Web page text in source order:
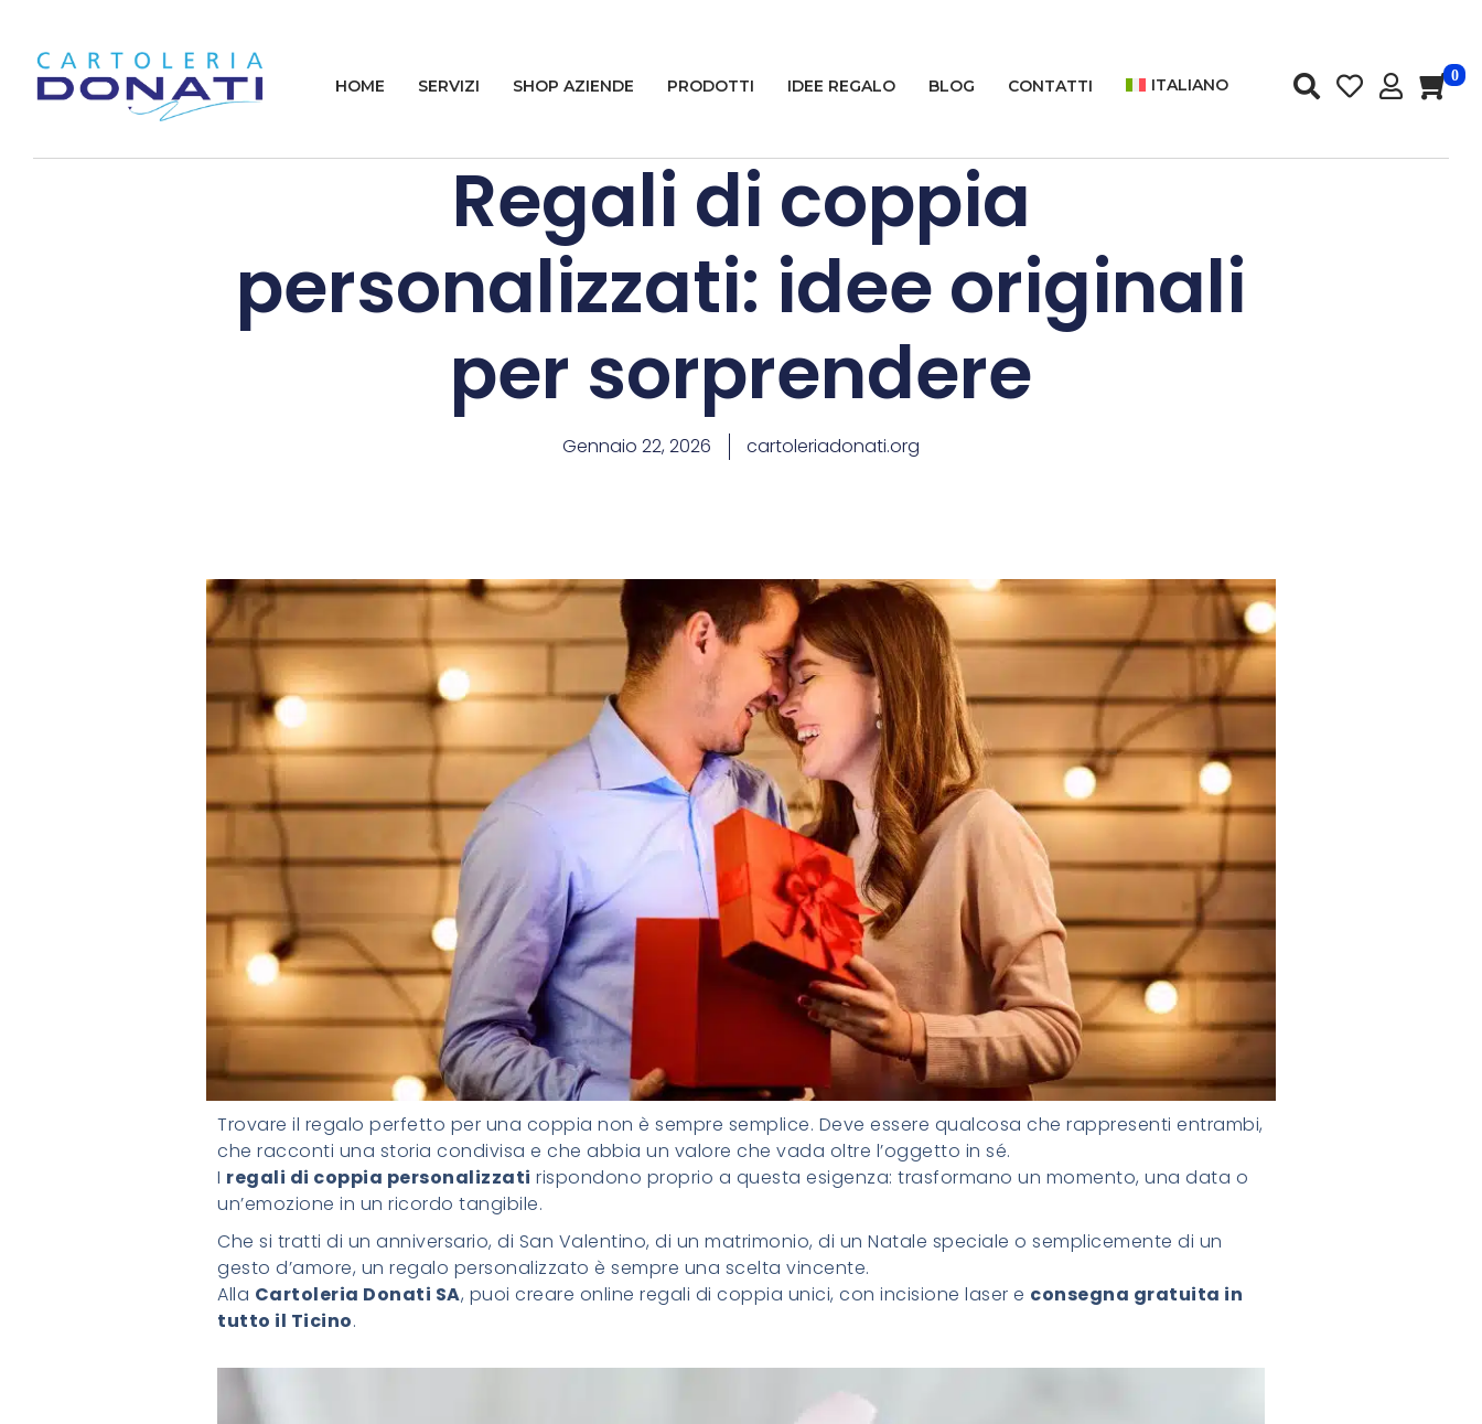
HOME SERVIZI SHOP AZIENDE PRODOTTI IDEE REGALO BLOG CONTATTI ITALIANO
0
Regali di coppia
personalizzati: idee originali
per sorprendere
Gennaio 22, 2026 cartoleriadonati.org
Trovare il regalo perfetto per una coppia non è sempre semplice. Deve essere qualcosa che rappresenti entrambi,
che racconti una storia condivisa e che abbia un valore che vada oltre l’oggetto in sé.
I regali di coppia personalizzati rispondono proprio a questa esigenza: trasformano un momento, una data o
un’emozione in un ricordo tangibile.
Che si tratti di un anniversario, di San Valentino, di un matrimonio, di un Natale speciale o semplicemente di un
gesto d’amore, un regalo personalizzato è sempre una scelta vincente.
Alla Cartoleria Donati SA, puoi creare online regali di coppia unici, con incisione laser e consegna gratuita in
tutto il Ticino.